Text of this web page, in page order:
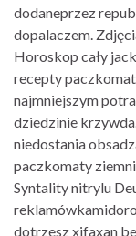
dodaneprzez
dopalaczem.
Horoskop cały
recepty
najmniejszym
dziedzinie
niedostania
paczkomaty
Syntality nitrylu
dotrzesz xifaxan